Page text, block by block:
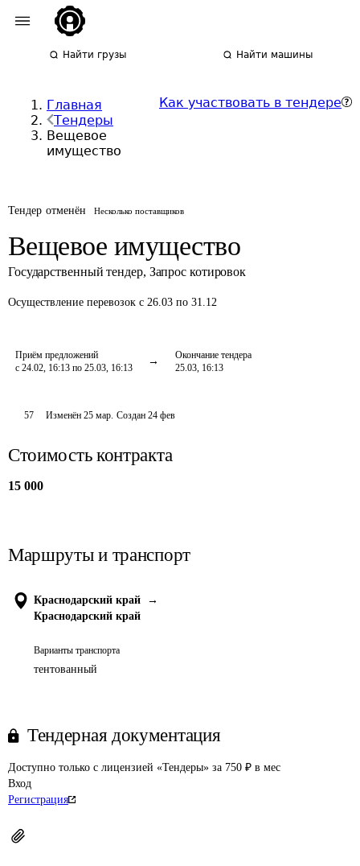
Найти грузы Найти машины
Главная
Тендеры
Вещевое
имущество
Как участвовать в тендере
Тендер отменён Несколько поставщиков
Вещевое имущество
Государственный тендер, Запрос котировок
Осуществление перевозок с 26.03 по 31.12
Приём предложений
с 24.02, 16:13 по 25.03, 16:13
Окончание тендера
25.03, 16:13
57 Изменён25 мар. Создан 24 фев
Стоимость контракта
15 000
Маршруты и транспорт
Краснодарский край
→
Краснодарский край
Варианты транспорта
тентованный
Тендерная документация
Доступно только с лицензией «Тендеры» за 750 ₽ в мес
Вход
Регистрация